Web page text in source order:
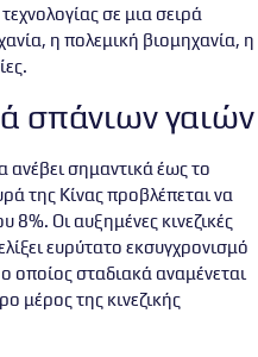
σε μια σειρά
η πολεμική βιομηχανία, η
σπάνιων γαιών
ανέβει σημαντικά έως το
της Κίνας προβλέπεται να
8%. Οι αυξημένες κινεζικές
ευρύτατο εκσυγχρονισμό
οποίος σταδιακά αναμένεται
μέρος της κινεζικής